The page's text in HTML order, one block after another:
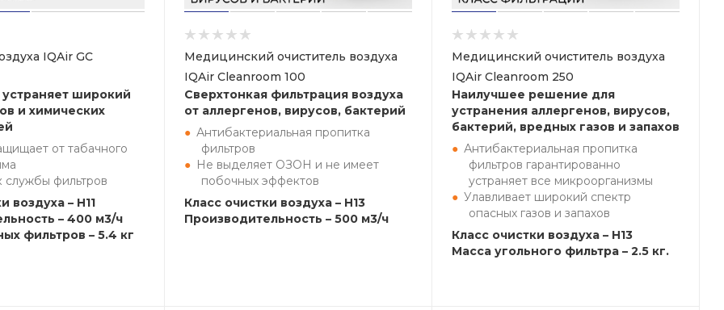
IQAir GC
широкий
и химических
от табачного
службы фильтров
воздуха – H11
– 400 м3/ч
фильтров – 5.4 кг
Медицинский очиститель воздуха
IQAir Cleanroom 100
Сверхтонкая фильтрация воздуха
от аллергенов, вирусов, бактерий
Антибактериальная пропитка
фильтров
Не выделяет ОЗОН и не имеет
побочных эффектов
Класс очистки воздуха – H13
Производительность – 500 м3/ч
Медицинский очиститель воздуха
IQAir Cleanroom 250
Наилучшее решение для
устранения аллергенов, вирусов,
бактерий, вредных газов и запахов
Антибактериальная пропитка
фильтров гарантированно
устраняет все микроорганизмы
Улавливает широкий спектр
опасных газов и запахов
Класс очистки воздуха – H13
Масса угольного фильтра – 2.5 кг.